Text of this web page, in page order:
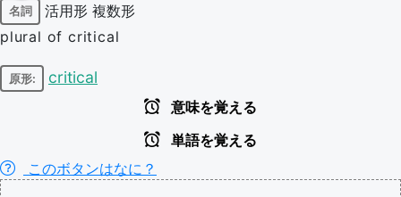
名詞 活用形 複数形
plural of critical
原形: critical
意味を覚える
単語を覚える
このボタンはなに？